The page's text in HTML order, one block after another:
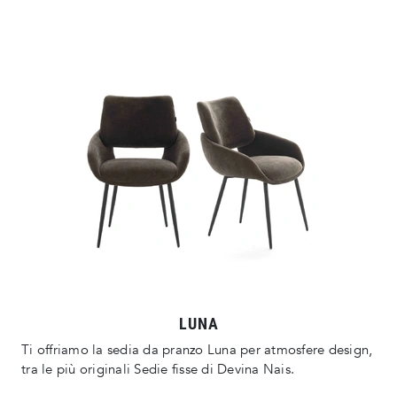
LUNA
Ti offriamo la sedia da pranzo Luna per atmosfere design,
tra le più originali Sedie fisse di Devina Nais.